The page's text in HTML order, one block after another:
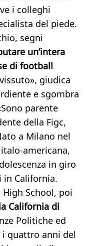
i colleghi
del piede.
segni
un’intera
di football
giudica
e sgombra
parente
della Figc,
a Milano nel
americana,
in giro
California.
School, poi
California di
Politiche ed
quattro anni del